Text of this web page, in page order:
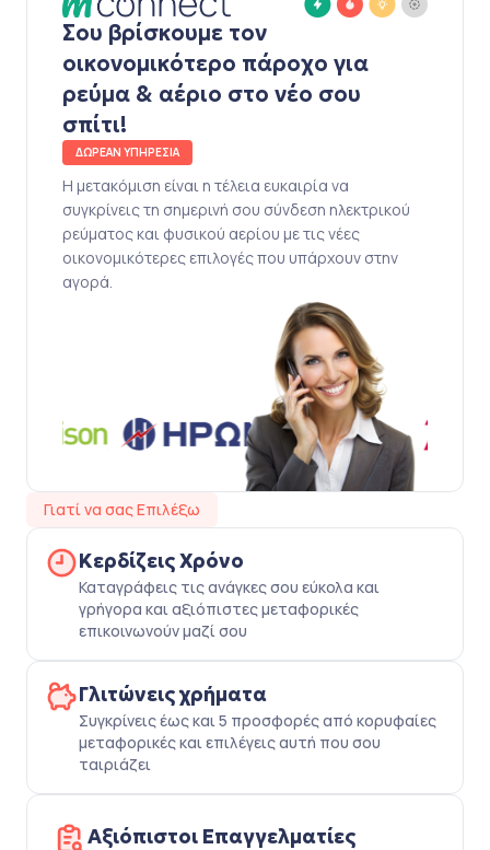
Σου βρίσκουμε τον
οικονομικότερο πάροχο για
ρεύμα & αέριο στο νέο σου
σπίτι!
ΔΩΡΕΑΝ ΥΠΗΡΕΣΙΑ
Η μετακόμιση είναι η τέλεια ευκαιρία να
συγκρίνεις τη σημερινή σου σύνδεση ηλεκτρικού
ρεύματος και φυσικού αερίου με τις νέες
οικονομικότερες επιλογές που υπάρχουν στην
αγορά.
Γιατί να σας Επιλέξω
Κερδίζεις Χρόνο
Καταγράφεις τις ανάγκες σου εύκολα και
γρήγορα και αξιόπιστες μεταφορικές
επικοινωνούν μαζί σου
Γλιτώνεις χρήματα
Συγκρίνεις έως και 5 προσφορές από κορυφαίες
μεταφορικές και επιλέγεις αυτή που σου
ταιριάζει
Αξιόπιστοι Επαγγελματίες